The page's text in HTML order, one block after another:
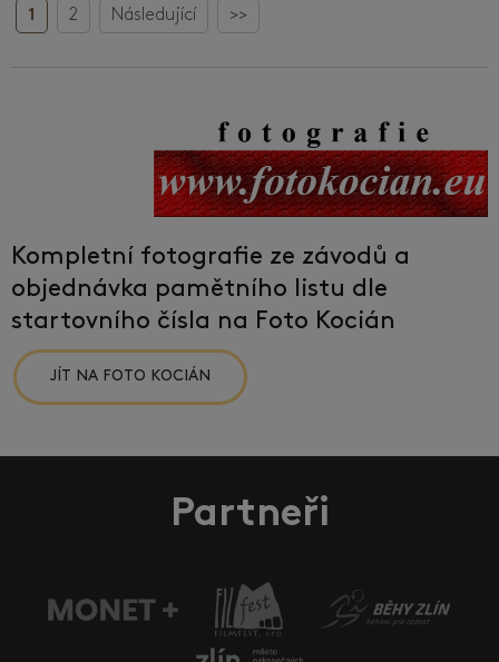
1 2 Následující >>
Kompletní fotografie ze závodů a
objednávka pamětního listu dle
startovního čísla na Foto Kocián
JÍT NA FOTO KOCIÁN
Partneři